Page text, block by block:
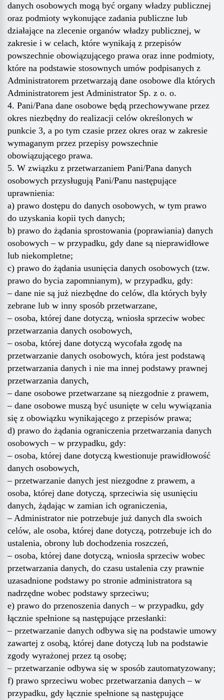
danych osobowych mogą być organy władzy publicznej
oraz podmioty wykonujące zadania publiczne lub
działające na zlecenie organów władzy publicznej, w
zakresie i w celach, które wynikają z przepisów
powszechnie obowiązującego prawa oraz inne podmioty,
które na podstawie stosownych umów podpisanych z
Administratorem przetwarzają dane osobowe dla których
Administratorem jest Administrator Sp. z o. o.
4. Pani/Pana dane osobowe będą przechowywane przez
okres niezbędny do realizacji celów określonych w
punkcie 3, a po tym czasie przez okres oraz w zakresie
wymaganym przez przepisy powszechnie
obowiązującego prawa.
5. W związku z przetwarzaniem Pani/Pana danych
osobowych przysługują Pani/Panu następujące
uprawnienia:
a) prawo dostępu do danych osobowych, w tym prawo
do uzyskania kopii tych danych;
b) prawo do żądania sprostowania (poprawiania) danych
osobowych – w przypadku, gdy dane są nieprawidłowe
lub niekompletne;
c) prawo do żądania usunięcia danych osobowych (tzw.
prawo do bycia zapomnianym), w przypadku, gdy:
– dane nie są już niezbędne do celów, dla których były
zebrane lub w inny sposób przetwarzane,
– osoba, której dane dotyczą, wniosła sprzeciw wobec
przetwarzania danych osobowych,
– osoba, której dane dotyczą wycofała zgodę na
przetwarzanie danych osobowych, która jest podstawą
przetwarzania danych i nie ma innej podstawy prawnej
przetwarzania danych,
– dane osobowe przetwarzane są niezgodnie z prawem,
– dane osobowe muszą być usunięte w celu wywiązania
się z obowiązku wynikającego z przepisów prawa;
d) prawo do żądania ograniczenia przetwarzania danych
osobowych – w przypadku, gdy:
– osoba, której dane dotyczą kwestionuje prawidłowość
danych osobowych,
– przetwarzanie danych jest niezgodne z prawem, a
osoba, której dane dotyczą, sprzeciwia się usunięciu
danych, żądając w zamian ich ograniczenia,
– Administrator nie potrzebuje już danych dla swoich
celów, ale osoba, której dane dotyczą, potrzebuje ich do
ustalenia, obrony lub dochodzenia roszczeń,
– osoba, której dane dotyczą, wniosła sprzeciw wobec
przetwarzania danych, do czasu ustalenia czy prawnie
uzasadnione podstawy po stronie administratora są
nadrzędne wobec podstawy sprzeciwu;
e) prawo do przenoszenia danych – w przypadku, gdy
łącznie spełnione są następujące przesłanki:
– przetwarzanie danych odbywa się na podstawie umowy
zawartej z osobą, której dane dotyczą lub na podstawie
zgody wyrażonej przez tą osobę;
– przetwarzanie odbywa się w sposób zautomatyzowany;
f) prawo sprzeciwu wobec przetwarzania danych – w
przypadku, gdy łącznie spełnione są następujące